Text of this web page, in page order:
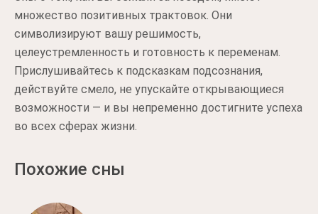
множество позитивных трактовок. Они
символизируют вашу решимость,
целеустремленность и готовность к переменам.
Прислушивайтесь к подсказкам подсознания,
действуйте смело, не упускайте открывающиеся
возможности — и вы непременно достигните успеха
во всех сферах жизни.
Похожие сны